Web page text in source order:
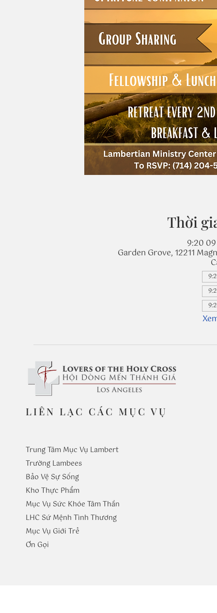
Thời
9:20
Garden Grove, 12211
LIÊN LẠC CÁC MỤC VỤ
Trung Tâm Mục Vụ Lambert
Trường Lambees
Bảo Vệ Sự Sống
Kho Thực Phẩm
Mục Vụ Sức Khóe Tâm Thần
LHC Sứ Mệnh Tình Thương
Mục Vụ Giới Trẻ
​Ơn Gọi